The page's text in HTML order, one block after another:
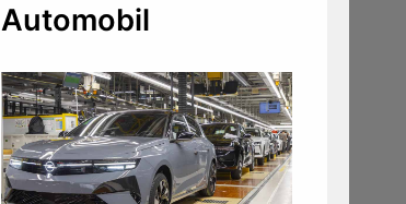
Automobil